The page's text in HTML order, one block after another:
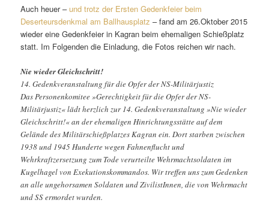
Auch heuer –und trotz der Ersten Gedenkfeier beim
Deserteursdenkmal am Ballhausplatz – fand am 26.Oktober 2015
wieder eine Gedenkfeier in Kagran beim ehemaligen Schießplatz
statt. Im Folgenden die Einladung, die Fotos reichen wir nach.
Nie wieder Gleichschritt!
14. Gedenkveranstaltung für die Opfer der NS-Militärjustiz
Das Personenkomitee »Gerechtigkeit für die Opfer der NS-
Militärjustiz« lädt herzlich zur 14. Gedenkveranstaltung »Nie wieder
Gleichschritt!« an der ehemaligen Hinrichtungsstätte auf dem
Gelände des Militärschießplatzes Kagran ein. Dort starben zwischen
1938 und 1945 Hunderte wegen Fahnenflucht und
Wehrkraftzersetzung zum Tode verurteilte Wehrmachtsoldaten im
Kugelhagel von Exekutionskommandos. Wir treffen uns zum Gedenken
an alle ungehorsamen Soldaten und ZivilistInnen, die von Wehrmacht
und SS ermordet wurden.